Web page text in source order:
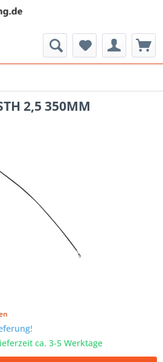
2,5 350MM
ca. 3-5 Werktage